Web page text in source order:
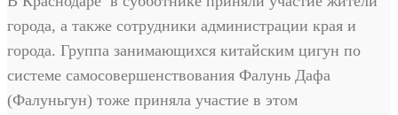
города, а также сотрудники администрации края и
города. Группа занимающихся китайским цигун по
системе самосовершенствования Фалунь Дафа
(Фалуньгун) тоже приняла участие в этом